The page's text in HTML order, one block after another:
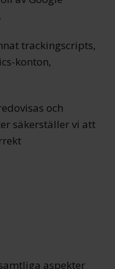
trackingscripts,
konton,
och
säkerställer vi att
aspekter